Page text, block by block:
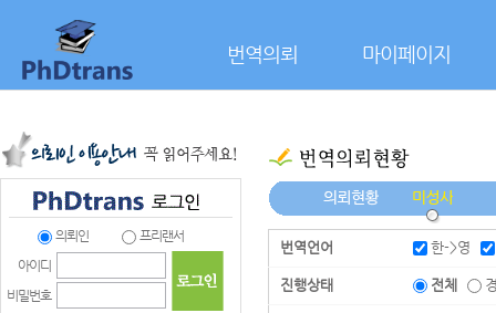
번역의뢰 마이페이지
의뢰인
프리랜서
아이디
비밀번호
번역언어 한->영
진행상태 전체